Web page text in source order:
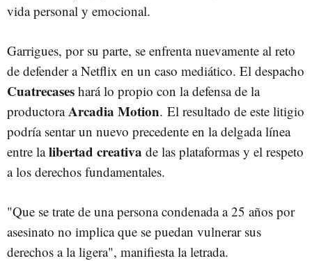
vida personal y emocional.
Garrigues, por su parte, se enfrenta nuevamente al reto
de defender a Netflix en un caso mediático. El despacho
Cuatrecases hará lo propio con la defensa de la
productoraArcadia Motion. El resultado de este litigio
podría sentar un nuevo precedente en la delgada línea
entre lalibertad creativa de las plataformas y el respeto
a los derechos fundamentales.
"Que se trate de una persona condenada a 25 años por
asesinato no implica que se puedan vulnerar sus
derechos a la ligera", manifiesta la letrada.